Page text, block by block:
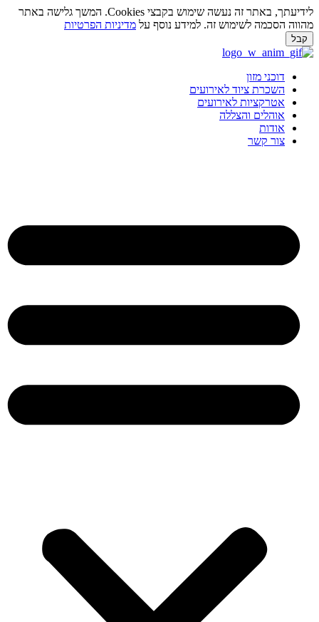
לידיעתך, באתר זה נעשה שימוש בקבצי Cookies. המשך גלישה באתר
הסכמה לשימוש זה. למידע נוסף עלמדיניות הפרטיות
קבל
דוכני מזון
השכרת ציוד לאירועים
אטרקציות לאירועים
אוהלים והצללה
אודות
צור קשר